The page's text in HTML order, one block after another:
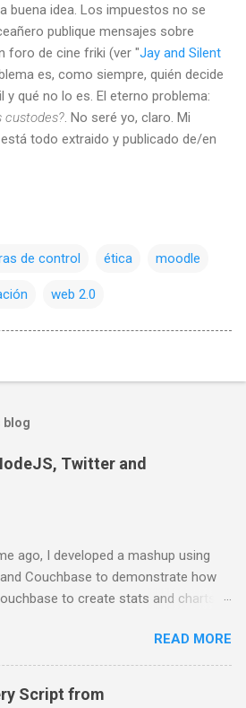
buena idea. Los impuestos no se
publique mensajes sobre
foro de cine friki (ver "Jay and Silent
es, como siempre, quién decide
qué no lo es. El eterno problema:
custodes? . No seré yo, claro. Mi
todo extraido y publicado de/en
de control ética moodle
web 2.0
blog
Twitter and
ago, I developed a mashup using
Couchbase to demonstrate how
to create stats and charts.
to-day basis, it does not provide any
way to perform free text search,
to ElasticSearch for some projects.
READ MORE
Script from